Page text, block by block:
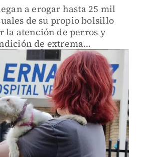
a erogar hasta 25 mil
de su propio bolsillo
la atención de perros y
de extrema
debido a la falta de
gobiernos y la escasa ayuda